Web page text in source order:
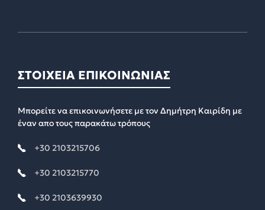
ΣΤΟΙΧΕΙΑ ΕΠΙΚΟΙΝΩΝΙΑΣ
Μπορείτε να επικοινωνήσετε με τον Δημήτρη Καιρίδη με
έναν απο τους παρακάτω τρόπους
+30 2103215706
+30 2103215770
+30 2103639930